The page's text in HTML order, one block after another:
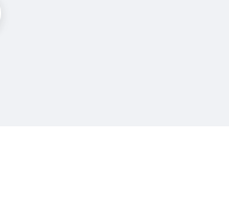
человек, который